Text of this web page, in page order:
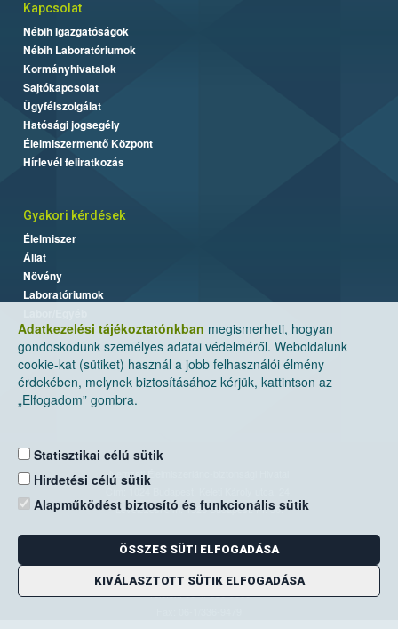
Adatkezelési tájékoztatónkban megismerheti, hogyan
gondoskodunk személyes adatai védelméről. Weboldalunk
cookie-kat (sütiket) használ a jobb felhasználói élmény
érdekében, melynek biztosításához kérjük, kattintson az
„Elfogadom” gombra.
Statisztikai célú sütik
Hirdetési célú sütik
Alapműködést biztosító és funkcionális sütik
ÖSSZES SÜTI ELFOGADÁSA
KIVÁLASZTOTT SÜTIK ELFOGADÁSA
Kapcsolat
Nébih Igazgatóságok
Nébih Laboratóriumok
Kormányhivatalok
Sajtókapcsolat
Ügyfélszolgálat
Hatósági jogsegély
Élelmiszermentő Központ
Hírlevél feliratkozás
Gyakori kérdések
Élelmiszer
Állat
Növény
Laboratóriumok
Nemzeti Élelmiszerlánc-biztonsági Hivatal
Levelezési cím: 1525 Budapest. Pf. 30.
E-mail:ugyfelszolgalat@nebih.gov.hu
Zöld szám: 06-80/263-244
Telefon: 06-1/ 336-9000